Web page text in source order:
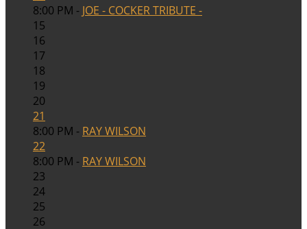
8:00 PM - JOE - COCKER TRIBUTE -
15
16
17
18
19
20
21
8:00 PM - RAY WILSON
22
8:00 PM - RAY WILSON
23
24
25
26